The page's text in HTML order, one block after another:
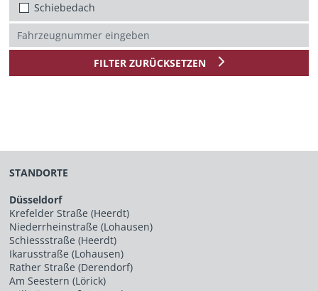
Schiebedach
FILTER ZURÜCKSETZEN
STANDORTE
Düsseldorf
Krefelder Straße (Heerdt)
Niederrheinstraße (Lohausen)
Schiessstraße (Heerdt)
Ikarusstraße (Lohausen)
Rather Straße (Derendorf)
Am Seestern (Lörick)